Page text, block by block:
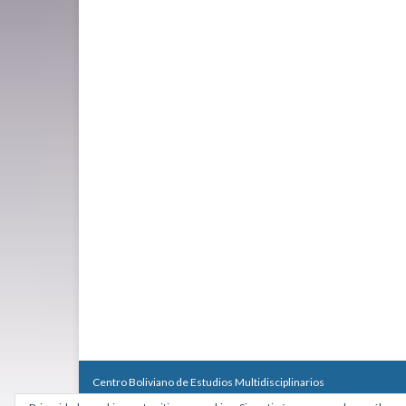
Centro Boliviano de Estudios Multidisciplinarios
Calle Macario Pinilla # 2588 esq. Av. Arce, Edificio Arcadia,